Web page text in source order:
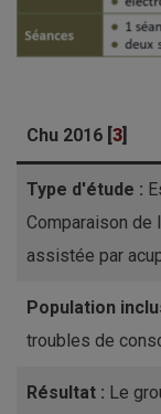
Chu 2016 3
Type d'étude :
Comparaison de
assistée par
Population
troubles de
Résultat : Le